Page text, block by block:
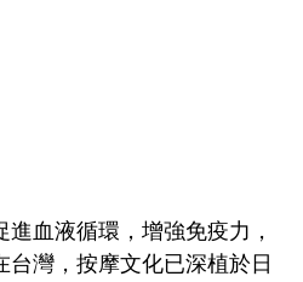
血液循環，增強免疫力，
灣，按摩文化已深植於日